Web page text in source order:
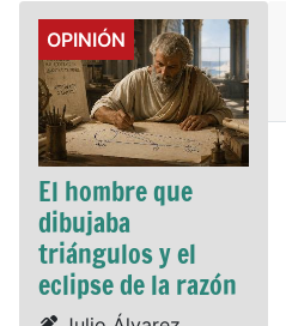
Details
OPINIÓN
El hombre que
dibujaba
triángulos y el
eclipse de la razón